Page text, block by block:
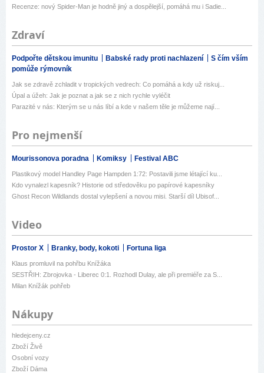
Recenze: nový Spider-Man je hodně jiný a dospělejší, pomáhá mu i Sadie...
Zdraví
Podpořte dětskou imunitu Babské rady proti nachlazení
S čím vším
pomůže rýmovník
Jak se zdravě zchladit v tropických vedrech: Co pomáhá a kdy už riskuj...
Úpal a úžeh: Jak je poznat a jak se z nich rychle vyléčit
Parazité v nás: Kterým se u nás líbí a kde v našem těle je můžeme nají...
Pro nejmenší
Mourissonova poradna Komiksy Festival ABC
Plastikový model Handley Page Hampden 1:72: Postavili jsme létající ku...
Kdo vynalezl kapesník? Historie od středověku po papírové kapesníky
Ghost Recon Wildlands dostal vylepšení a novou misi. Starší díl Ubisof...
Video
Prostor X Branky, body, kokoti Fortuna liga
Klaus promluvil na pohřbu Knížáka
SESTŘIH: Zbrojovka - Liberec 0:1. Rozhodl Dulay, ale při premiéře za S...
Milan Knížák pohřeb
Nákupy
hledejceny.cz
Zboží Živě
Osobní vozy
Zboží Dáma